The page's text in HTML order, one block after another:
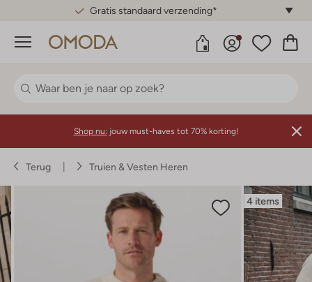
Gratis standaard verzending*
Menu
Shop nu: jouw must-haves tot 70% korting!
Terug Truien & Vesten Heren
4 items